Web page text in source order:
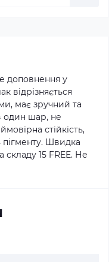
доповнення у
відрізняється
має зручний та
один шар, не
стійкість,
пігменту. Швидка
складу 15 FREE. Не